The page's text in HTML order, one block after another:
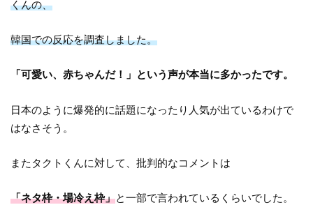
くんの、
韓国での反応を調査しました。
「可愛い、赤ちゃんだ！」という声が本当に多かったです。
日本のように爆発的に話題になったり人気が出ているわけで
はなさそう。
またタクトくんに対して、批判的なコメントは
「ネタ枠・場冷え枠」と一部で言われているくらいでした。